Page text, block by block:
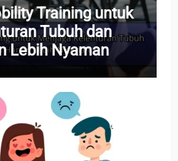
Training untuk
Tubuh dan
Lebih Nyaman